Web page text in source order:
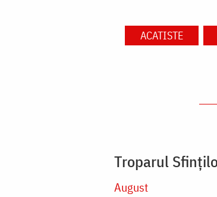
ACATISTE
Troparul
August